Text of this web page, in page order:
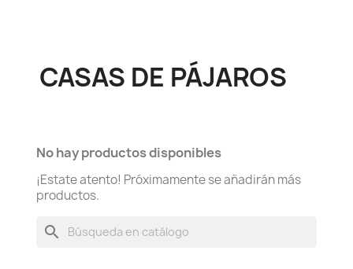
CASAS DE PÁJAROS
No hay productos disponibles
¡Estate atento! Próximamente se añadirán más
productos.
search